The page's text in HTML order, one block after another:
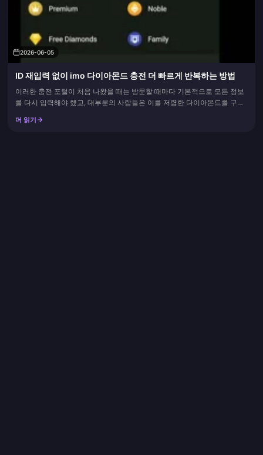
2026-06-05
ID 재입력 없이 imo 다이아몬드 충전 더 빠르게 반복하는 방법
이러한 충전 포털이 처음 나왔을 때는 방문할 때마다 기본적으로 모든 정보
를 다시 입력해야 했고, 대부분의 사람들은 이를 저렴한 다이아몬드를 구매
그렇게 번거롭게 진행할 필요가 없습니다. 동일한 계정에서 imo 충전을 더
더 읽기